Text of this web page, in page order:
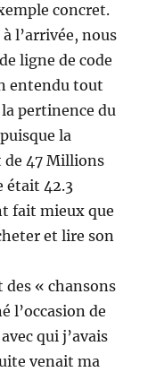
concret.
l’arrivée, nous
ligne de code
entendu tout
pertinence du
la
de 47 Millions
était 42.3
fait mieux que
et lire son
des « chansons
l’occasion de
qui j’avais
venait ma